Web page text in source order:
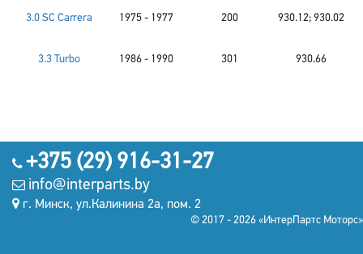
3.0 SC Carrera 1975 - 1977 200 930.12; 930.02
3.3 Turbo 1986 - 1990 301 930.66
+375 (29) 916-31-27
info@interparts.by
г. Минск, ул.Калинина 2а, пом. 2
© 2017 - 2026 «ИнтерПартс Моторс»